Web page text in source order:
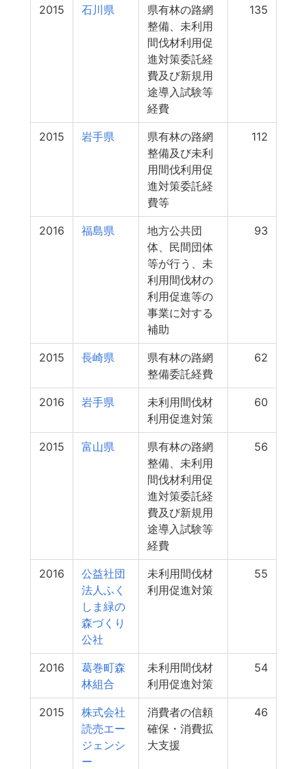
2015 石川県
県有林の路網
整備、未利用
間伐材利用促
進対策委託経
費及び新規用
途導入試験等
経費
135
2015 岩手県
県有林の路網
整備及び未利
用間伐利用促
進対策委託経
費等
112
2016 福島県
地方公共団
体、民間団体
等が行う、未
利用間伐材の
利用促進等の
事業に対する
補助
93
2015 長崎県
県有林の路網
整備委託経費
62
2016 岩手県
未利用間伐材
利用促進対策
60
2015 富山県
県有林の路網
整備、未利用
間伐材利用促
進対策委託経
費及び新規用
途導入試験等
経費
56
2016
公益社団
法人ふく
しま緑の
森づくり
公社
未利用間伐材
利用促進対策
55
2016
葛巻町森
林組合
未利用間伐材
利用促進対策
54
2015
株式会社
読売エー
ジェンシ
ー
消費者の信頼
確保・消費拡
大支援
46